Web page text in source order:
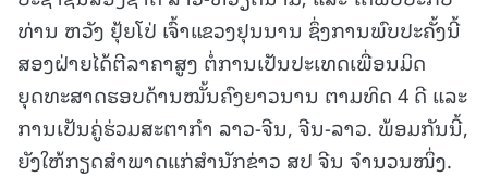
ທ່ານ ຫວັງ ຢຸ້ຍໂປ່ ເຈົ້າແຂວງຢຸນນານ ຊຶ່ງການພົບປະຄັ້ງນີ້
ສອງຝ່າຍໄດ້ຕີລາຄາສູງ ຕໍ່ການເປັນປະເທດເພື່ອນມິດ
ຍຸດທະສາດຮອບດ້ານໝັ້ນຄົງຍາວນານ ຕາມທິດ 4 ດີ ແລະ
ການເປັນຄູ່ຮ່ວມສະຕາກຳ ລາວ-ຈີນ, ຈີນ-ລາວ. ພ້ອມກັນນີ້,
ຍັງໃຫ້ກຽດສຳພາດແກ່ສຳນັກຂ່າວ ສປ ຈີນ ຈຳນວນໜຶ່ງ.